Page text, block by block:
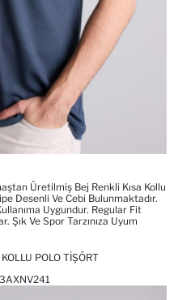
Üretilmiş Bej Renkli Kısa Kollu
Desenli Ve Cebi Bulunmaktadır.
Uygundur. Regular Fit
Şık Ve Spor Tarzınıza Uyum
POLO TIŞÖRT